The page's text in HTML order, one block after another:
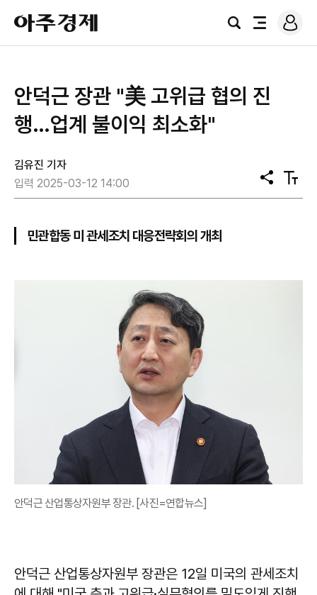
아
주
경
검
전
로
그
안덕근 장관 "美 고위급 협의 진
행…업계 불이익 최소화"
김유진 기자
입력 2025-03-12 14:00
공
유
텍
스
민관합동 미 관세조치 대응전략회의 개최
안덕근 산업통상자원부 장관. [사진=연합뉴스]
안덕근 산업통상자원부 장관은 12일 미국의 관세조치